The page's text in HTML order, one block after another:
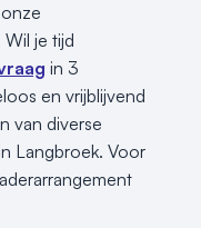
je tijd
in 3
en vrijblijvend
van diverse
Langbroek. Voor